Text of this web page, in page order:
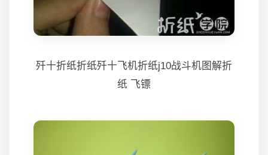
歼十折纸折纸歼十飞机折纸j10战斗机图解折
纸 飞镖